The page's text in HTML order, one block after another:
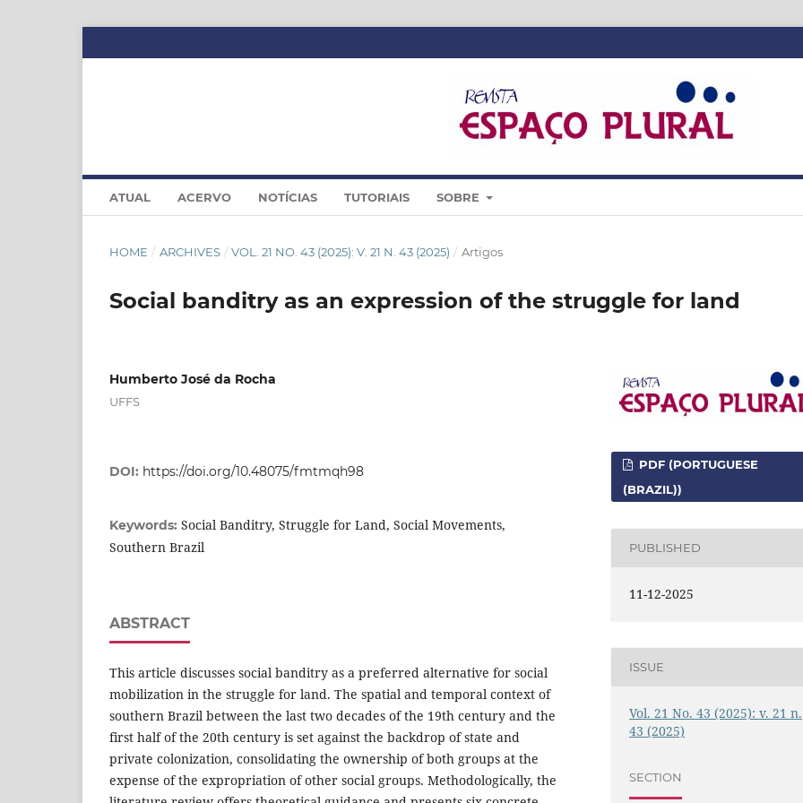
ATUAL ACERVO NOTÍCIAS TUTORIAIS SOBRE
HOME / ARCHIVES / VOL. 21 NO. 43 (2025): V. 21 N. 43 (2025) / Artigos
Social banditry as an expression of the struggle for land
Humberto José da Rocha
UFFS
DOI: https://doi.org/10.48075/fmtmqh98
Keywords: Social Banditry, Struggle for Land, Social Movements,
Southern Brazil
ABSTRACT
This article discusses social banditry as a preferred alternative for social
mobilization in the struggle for land. The spatial and temporal context of
southern Brazil between the last two decades of the 19th century and the
first half of the 20th century is set against the backdrop of state and
private colonization, consolidating the ownership of both groups at the
expense of the expropriation of other social groups. Methodologically, the
PDF (PORTUGUESE
(BRAZIL))
PUBLISHED
11-12-2025
ISSUE
Vol. 21 No. 43 (2025): v. 21 n.
43 (2025)
SECTION